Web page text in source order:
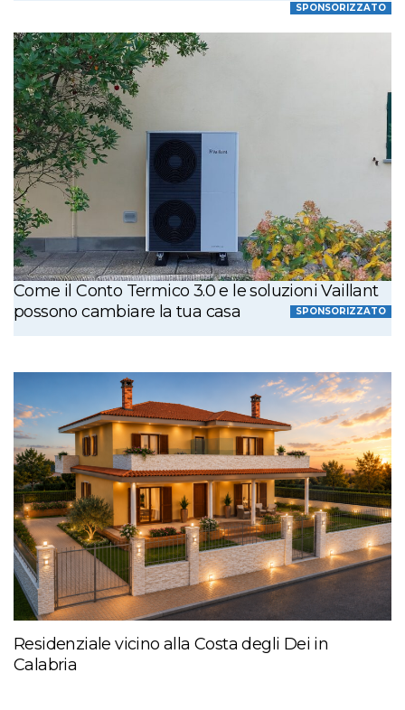
SPONSORIZZATO
Come il Conto Termico 3.0 e le soluzioni Vaillant
possono cambiare la tua casa
SPONSORIZZATO
Residenziale vicino alla Costa degli Dei in
Calabria